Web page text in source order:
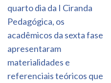
quarto dia da I Ciranda
Pedagógica, os
acadêmicos da sexta fase
apresentaram
materialidades e
referenciais teóricos que